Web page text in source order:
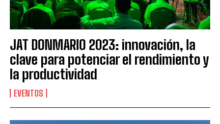
JAT DONMARIO 2023: innovación, la
clave para potenciar el rendimiento y
la productividad
EVENTOS